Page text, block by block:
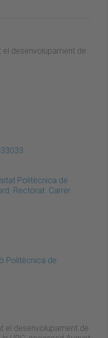
el desenvolupament de
Politècnica de
Rectorat. Carrer
Politècnica de
el desenvolupament de